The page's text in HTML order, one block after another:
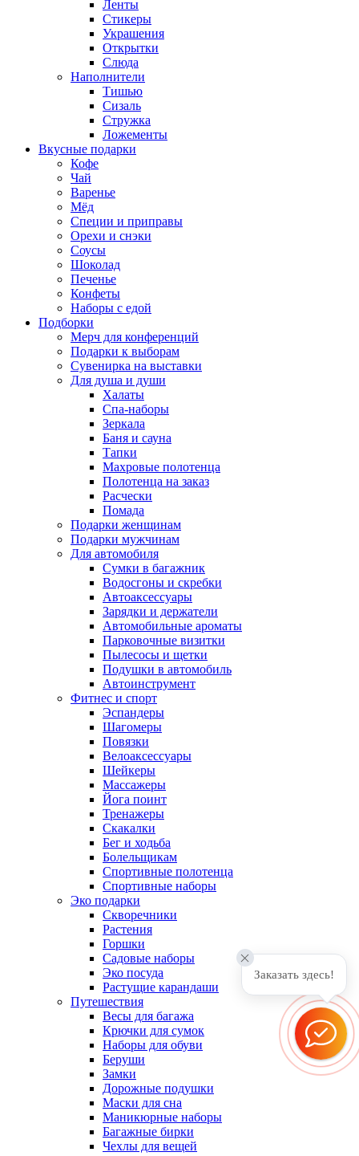
Ленты
Стикеры
Украшения
Открытки
Слюда
Наполнители
Тишью
Сизаль
Стружка
Ложементы
Вкусные подарки
Кофе
Чай
Варенье
Мёд
Специи и приправы
Орехи и снэки
Соусы
Шоколад
Печенье
Конфеты
Наборы с едой
Подборки
Мерч для конференций
Подарки к выборам
Сувенирка на выставки
Для душа и души
Халаты
Спа-наборы
Зеркала
Баня и сауна
Тапки
Махровые полотенца
Полотенца на заказ
Расчески
Помада
Подарки женщинам
Подарки мужчинам
Для автомобиля
Сумки в багажник
Водосгоны и скребки
Автоаксессуары
Зарядки и держатели
Автомобильные ароматы
Парковочные визитки
Пылесосы и щетки
Подушки в автомобиль
Автоинструмент
Фитнес и спорт
Эспандеры
Шагомеры
Повязки
Велоаксессуары
Шейкеры
Массажеры
Йога поинт
Тренажеры
Скакалки
Бег и ходьба
Болельщикам
Спортивные полотенца
Спортивные наборы
Эко подарки
Скворечники
Растения
Горшки
Садовые наборы
Эко посуда
Растущие карандаши
Путешествия
Весы для багажа
Крючки для сумок
Наборы для обуви
Беруши
Замки
Дорожные подушки
Маски для сна
Маникюрные наборы
Багажные бирки
Чехлы для вещей
Заказать здесь!